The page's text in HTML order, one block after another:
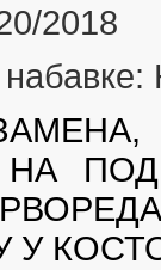
/2018
У